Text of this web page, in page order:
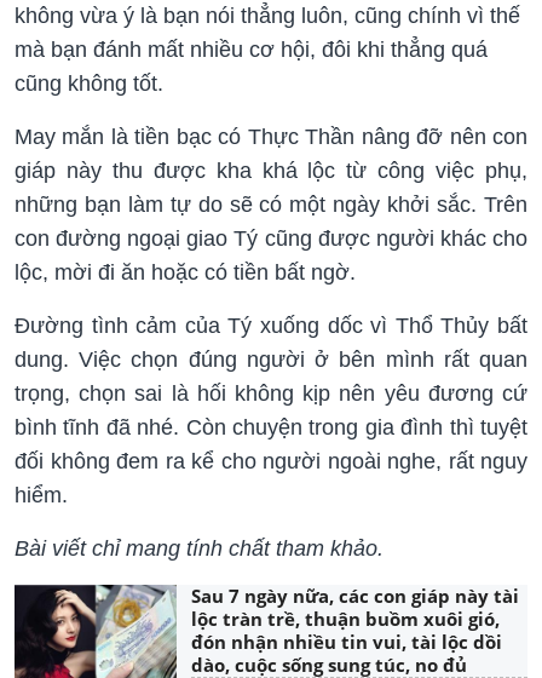
không vừa ý là bạn nói thẳng luôn, cũng chính vì thế
mà bạn đánh mất nhiều cơ hội, đôi khi thẳng quá
cũng không tốt.
May mắn là tiền bạc có Thực Thần nâng đỡ nên con
giáp này thu được kha khá lộc từ công việc phụ,
những bạn làm tự do sẽ có một ngày khởi sắc. Trên
con đường ngoại giao Tý cũng được người khác cho
lộc, mời đi ăn hoặc có tiền bất ngờ.
Đường tình cảm của Tý xuống dốc vì Thổ Thủy bất
dung. Việc chọn đúng người ở bên mình rất quan
trọng, chọn sai là hối không kịp nên yêu đương cứ
bình tĩnh đã nhé. Còn chuyện trong gia đình thì tuyệt
đối không đem ra kể cho người ngoài nghe, rất nguy
hiểm.
Bài viết chỉ mang tính chất tham khảo.
Sau 7 ngày nữa, các con giáp này tài
lộc tràn trề, thuận buồm xuôi gió,
đón nhận nhiều tin vui, tài lộc dồi
dào, cuộc sống sung túc, no đủ